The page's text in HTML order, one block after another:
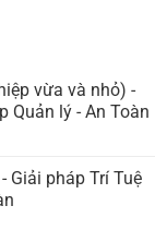
vừa và nhỏ) -
Quản lý - An Toàn
Giải pháp Trí Tuệ